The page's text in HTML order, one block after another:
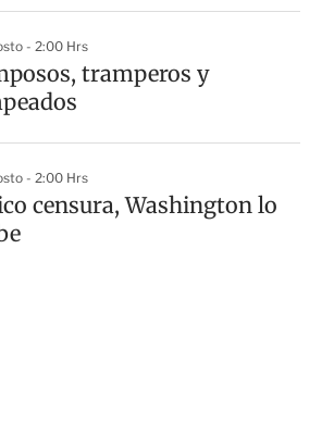
- 2:00 Hrs
tramperos y
- 2:00 Hrs
censura, Washington lo